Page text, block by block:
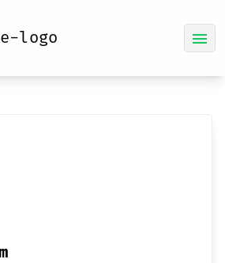
menu